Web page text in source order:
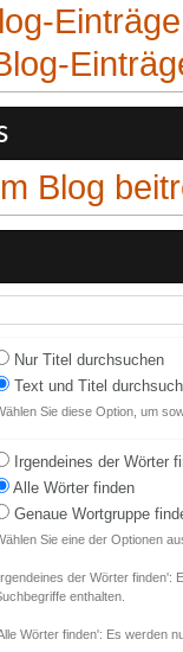
Blog
Nur Titel durchsuchen
Text und Titel
Sie diese Option, um
Irgendeines der Wörter
Alle Wörter finden
Genaue Wortgruppe
Sie eine der Optionen
der Wörter finden':
enthalten.
Wörter finden': Es werden